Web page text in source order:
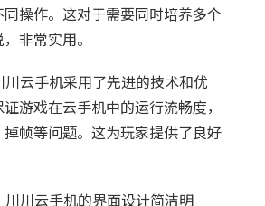
操作。这对于需要同时培养多个
非常实用。
川云手机采用了先进的技术和优
游戏在云手机中的运行流畅度，
帧等问题。这为玩家提供了良好
川川云手机的界面设计简洁明